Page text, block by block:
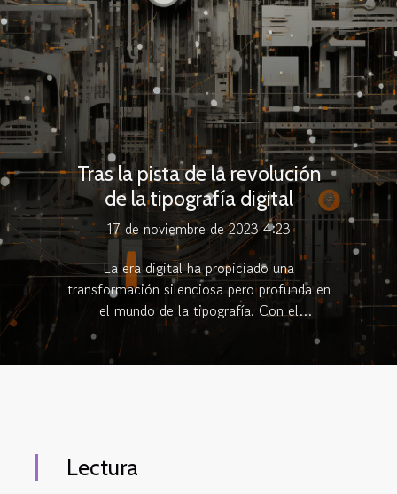
Tras la pista de la revolución
de la tipografía digital
17 de noviembre de 2023 4:23
La era digital ha propiciado una
transformación silenciosa pero profunda en
el mundo de la tipografía. Con el
advenimiento de las tecnologías de la
información, la manera en la que
identidades visuales, la tipografía digital se
ha convertido en un pilar de la
Lectura